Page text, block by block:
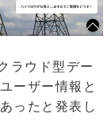
ラウド型デー
ーザー情報と
ったと発表し